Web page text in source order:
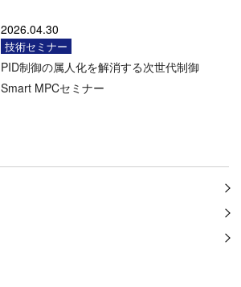
2026.04.30
技術セミナー
PID制御の属人化を解消する次世代制御
Smart MPCセミナー